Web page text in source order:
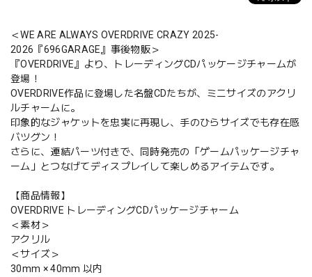
＜WE ARE ALWAYS OVERDRIVE CRAZY 2025-
2026『696GARAGE』事後物販＞
『OVERDRIVE』より、トレーディングCDパッケージチャームが
登場！
OVERDRIVE作品に登場した名盤CDたちが、ミニサイズのアクリ
ルチャームに。
印象的なジャケットを忠実に再現し、手のひらサイズでも存在感
バツグン！
さらに、連結パーツ付きで、同時発売の「ゲームパッケージチャ
ーム」とつなげてディスプレイして楽しめるアイテムです。
【商品情報】
OVERDRIVE トレーディングCDパッケージチャーム
＜素材＞
アクリル
＜サイズ＞
30mm × 40mm 以内